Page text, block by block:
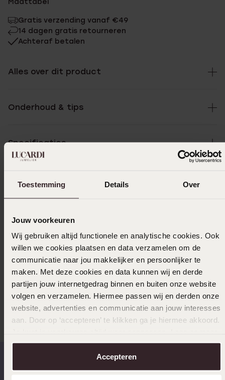
Toestemming Details Over
Jouw voorkeuren
Wij gebruiken altijd functionele en analytische cookies. Ook
willen we cookies plaatsen en data verzamelen om de
communicatie naar jou makkelijker en persoonlijker te
maken. Met deze cookies en data kunnen wij en derde
partijen jouw internetgedrag binnen en buiten onze website
volgen en verzamelen. Hiermee passen wij en derden onze
website, advertenties en communicatie aan jouw interesses
aan. Door op ‘accepteren’ te klikken ga je hiermee akkoord.
over in onscookiebeleid.
Accepteren
Maattabel
Gratis verzending vanaf €49
14 dagen gratis retourneren
Achteraf betalen
Alles over dit product
Onderhoud & tips
Specificaties
Selecteer maat & bestel
Ook leuk voor jou
Anderen kochten ook